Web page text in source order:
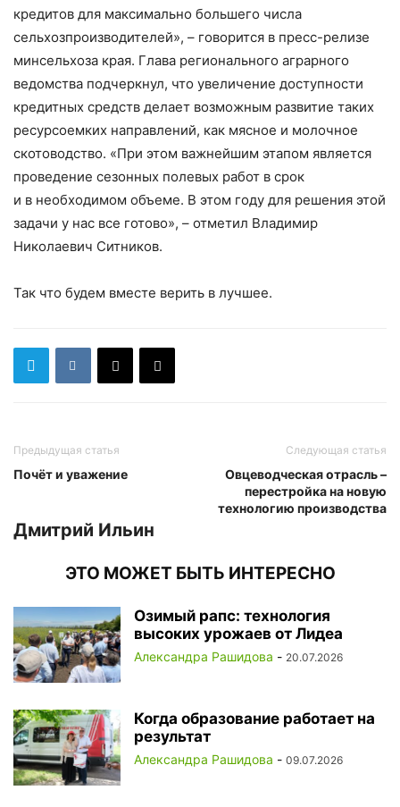
кредитов для максимально большего числа
сельхозпроизводителей», – говорится в пресс-релизе
минсельхоза края. Глава регионального аграрного
ведомства подчеркнул, что увеличение доступности
кредитных средств делает возможным развитие таких
ресурсоемких направлений, как мясное и молочное
скотоводство. «При этом важнейшим этапом является
проведение сезонных полевых работ в срок
и в необходимом объеме. В этом году для решения этой
задачи у нас все готово», – отметил Владимир
Николаевич Ситников.
Так что будем вместе верить в лучшее.
Предыдущая статья
Почёт и уважение
Следующая статья
Овцеводческая отрасль –
перестройка на новую
технологию производства
Дмитрий Ильин
ЭТО МОЖЕТ БЫТЬ ИНТЕРЕСНО
Озимый рапс: технология
высоких урожаев от Лидеа
Александра Рашидова - 20.07.2026
Когда образование работает на
результат
Александра Рашидова - 09.07.2026